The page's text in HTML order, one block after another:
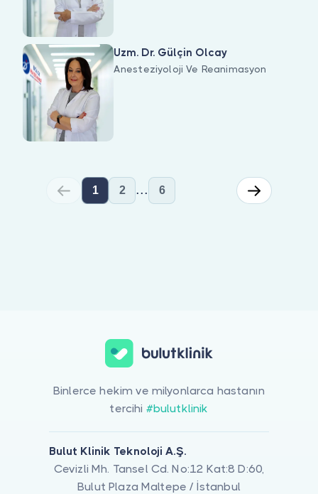
Uzm. Dr. Gülçin Olcay
Anesteziyoloji Ve Reanimasyon
1 2 ... 6
Binlerce hekim ve milyonlarca hastanın
tercihi #bulutklinik
Bulut Klinik Teknoloji A.Ş.
Cevizli Mh. Tansel Cd. No:12 Kat:8 D:60,
Bulut Plaza Maltepe / İstanbul